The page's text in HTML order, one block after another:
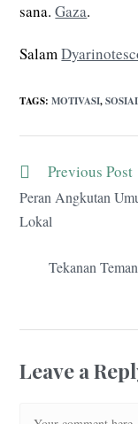
sana.Gaza.
Salam
TAGS:MOTIVASI,
Previous Post
Peran Angkutan
Lokal
Tekanan
Leave a